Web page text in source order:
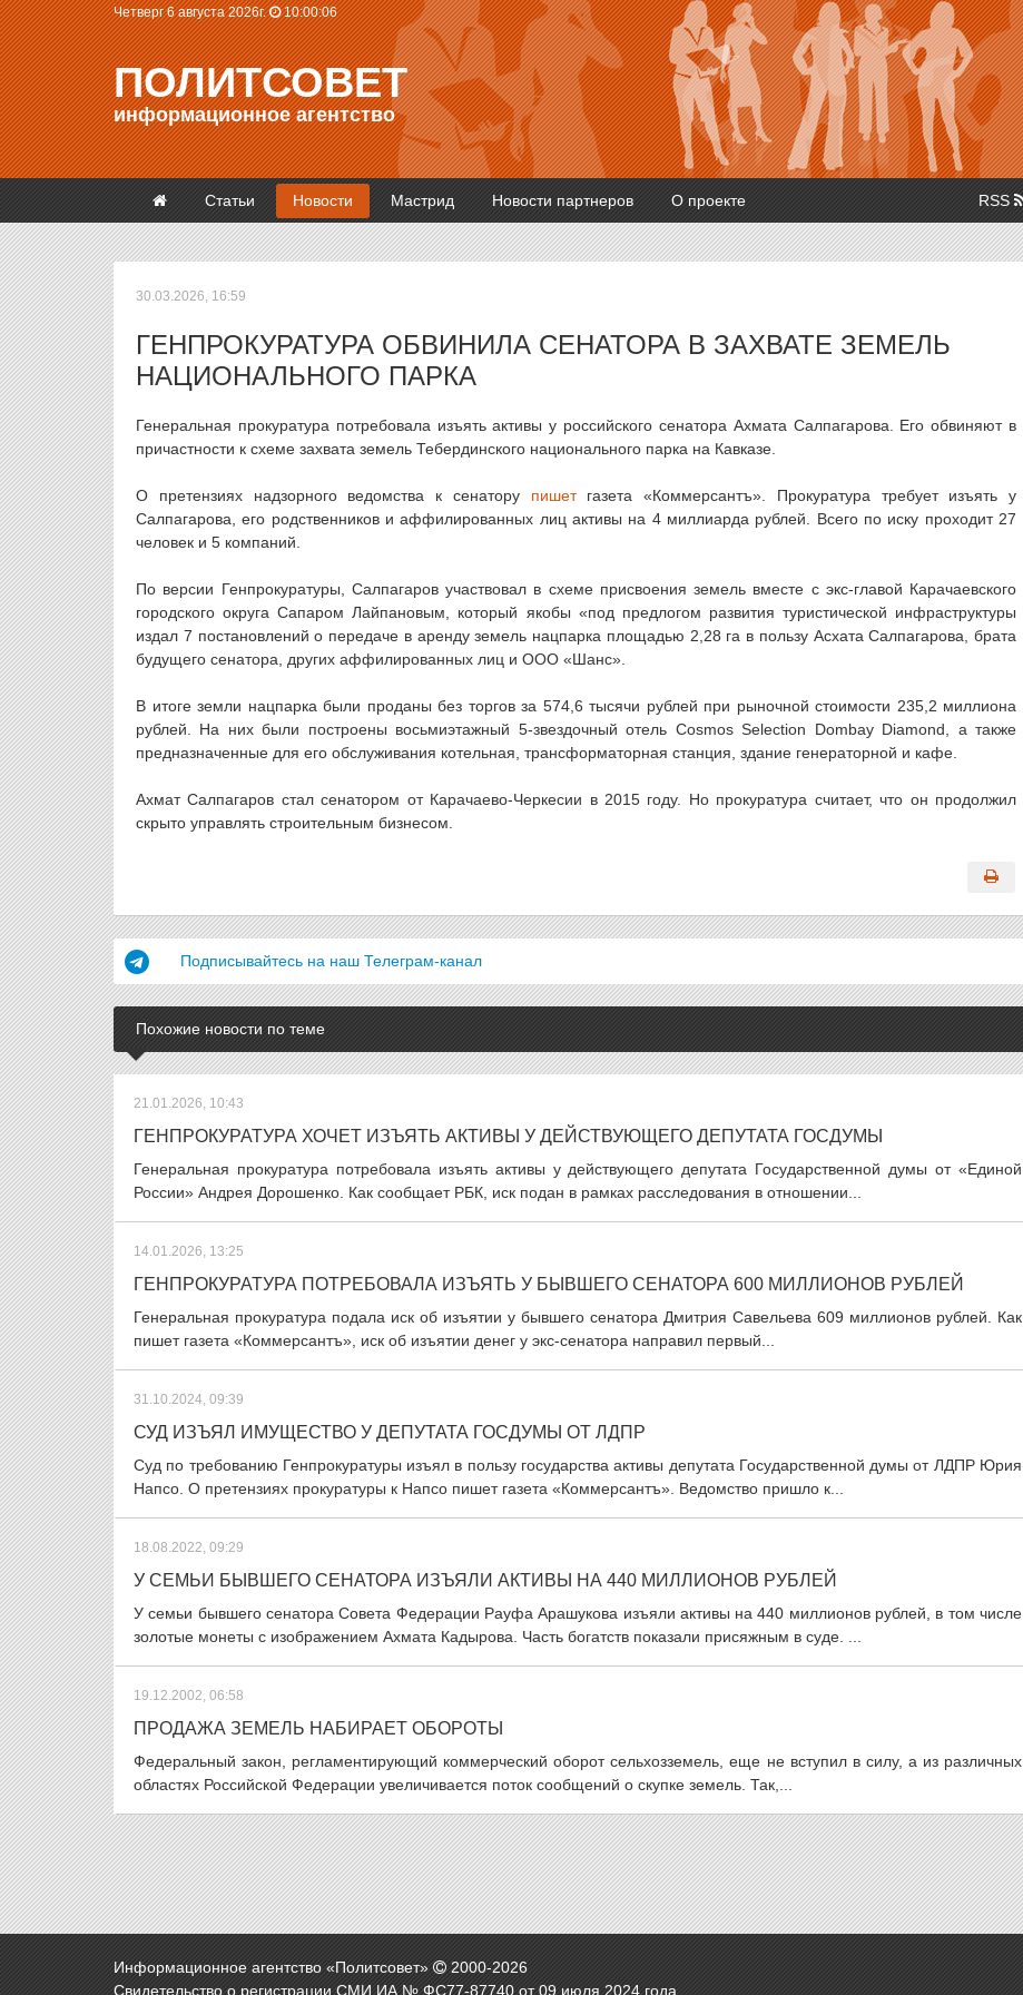
Четверг 6 августа 2026г. 10:00:06
ПОЛИТСОВЕТ
информационное агентство
Статьи Новости Мастрид Новости партнеров О проекте RSS
30.03.2026, 16:59
ГЕНПРОКУРАТУРА ОБВИНИЛА СЕНАТОРА В ЗАХВАТЕ ЗЕМЕЛЬ
НАЦИОНАЛЬНОГО ПАРКА
Генеральная прокуратура потребовала изъять активы у российского сенатора Ахмата Салпагарова. Его обвиняют в
причастности к схеме захвата земель Тебердинского национального парка на Кавказе.
О претензиях надзорного ведомства к сенатору пишетгазета «Коммерсантъ». Прокуратура требует изъять у
Салпагарова, его родственников и аффилированных лиц активы на 4 миллиарда рублей. Всего по иску проходит 27
человек и 5 компаний.
По версии Генпрокуратуры, Салпагаров участвовал в схеме присвоения земель вместе с экс-главой Карачаевского
городского округа Сапаром Лайпановым, который якобы «под предлогом развития туристической инфраструктуры
издал 7 постановлений о передаче в аренду земель нацпарка площадью 2,28 га в пользу Асхата Салпагарова, брата
будущего сенатора, других аффилированных лиц и ООО «Шанс».
В итоге земли нацпарка были проданы без торгов за 574,6 тысячи рублей при рыночной стоимости 235,2 миллиона
рублей. На них были построены восьмиэтажный 5-звездочный отель Cosmos Selection Dombay Diamond, а также
предназначенные для его обслуживания котельная, трансформаторная станция, здание генераторной и кафе.
Ахмат Салпагаров стал сенатором от Карачаево-Черкесии в 2015 году. Но прокуратура считает, что он продолжил
скрыто управлять строительным бизнесом.
Подписывайтесь на наш Телеграм-канал
Похожие новости по теме
21.01.2026, 10:43
ГЕНПРОКУРАТУРА ХОЧЕТ ИЗЪЯТЬ АКТИВЫ У ДЕЙСТВУЮЩЕГО ДЕПУТАТА ГОСДУМЫ
Генеральная прокуратура потребовала изъять активы у действующего депутата Государственной думы от «Единой
России» Андрея Дорошенко. Как сообщает РБК, иск подан в рамках расследования в отношении...
14.01.2026, 13:25
ГЕНПРОКУРАТУРА ПОТРЕБОВАЛА ИЗЪЯТЬ У БЫВШЕГО СЕНАТОРА 600 МИЛЛИОНОВ РУБЛЕЙ
Генеральная прокуратура подала иск об изъятии у бывшего сенатора Дмитрия Савельева 609 миллионов рублей. Как
пишет газета «Коммерсантъ», иск об изъятии денег у экс-сенатора направил первый...
31.10.2024, 09:39
СУД ИЗЪЯЛ ИМУЩЕСТВО У ДЕПУТАТА ГОСДУМЫ ОТ ЛДПР
Суд по требованию Генпрокуратуры изъял в пользу государства активы депутата Государственной думы от ЛДПР Юрия
Напсо. О претензиях прокуратуры к Напсо пишет газета «Коммерсантъ». Ведомство пришло к...
18.08.2022, 09:29
У СЕМЬИ БЫВШЕГО СЕНАТОРА ИЗЪЯЛИ АКТИВЫ НА 440 МИЛЛИОНОВ РУБЛЕЙ
У семьи бывшего сенатора Совета Федерации Рауфа Арашукова изъяли активы на 440 миллионов рублей, в том числе
золотые монеты с изображением Ахмата Кадырова. Часть богатств показали присяжным в суде. ...
19.12.2002, 06:58
ПРОДАЖА ЗЕМЕЛЬ НАБИРАЕТ ОБОРОТЫ
Федеральный закон, регламентирующий коммерческий оборот сельхозземель, еще не вступил в силу, а из различных
областях Российской Федерации увеличивается поток сообщений о скупке земель. Так,...
Информационное агентство «Политсовет» 2000-2026
Свидетельство о регистрации СМИ ИА № ФС77-87740 от 09 июля 2024 года.